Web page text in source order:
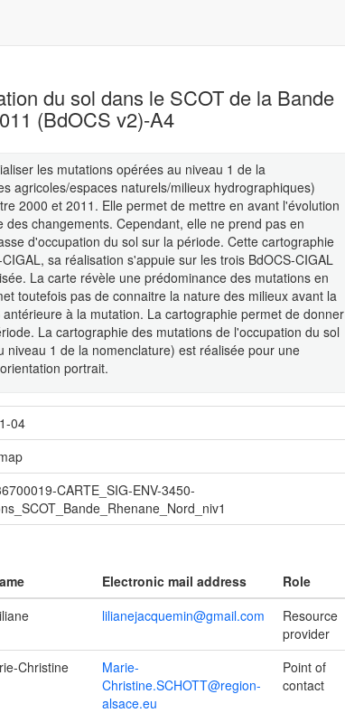
du sol dans le SCOT de la Bande
(BdOCS v2)-A4
les mutations opérées au niveau 1 de la
agricoles/espaces naturels/milieux hydrographiques)
2000 et 2011. Elle permet de mettre en avant l'évolution
changements. Cependant, elle ne prend pas en
d'occupation du sol sur la période. Cette cartographie
sa réalisation s'appuie sur les trois BdOCS-CIGAL
La carte révèle une prédominance des mutations en
toutefois pas de connaitre la nature des milieux avant la
à la mutation. La cartographie permet de donner
La cartographie des mutations de l'occupation du sol
niveau 1 de la nomenclature) est réalisée pour une
portrait.
04
CARTE_SIG-ENV-3450-
Electronic mail address
Role
lilianejacquemin@gmail.com
Resource
provider
Christine
Marie-
Christine.SCHOTT@region-
alsace.eu
Point of
contact